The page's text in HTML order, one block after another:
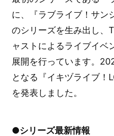
に、『ラブライブ！サン
のシリーズを生み出し、
ャストによるライブイベ
展開を行っています。
となる『イキヅライブ！
を発表しました。
●シリーズ最新情報